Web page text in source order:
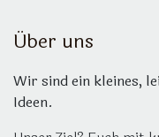
Über uns
Wir sind ein kleines,
Ideen.